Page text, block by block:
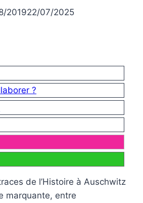
201922/07/2025
?
de l’Histoire à Auschwitz
marquante, entre